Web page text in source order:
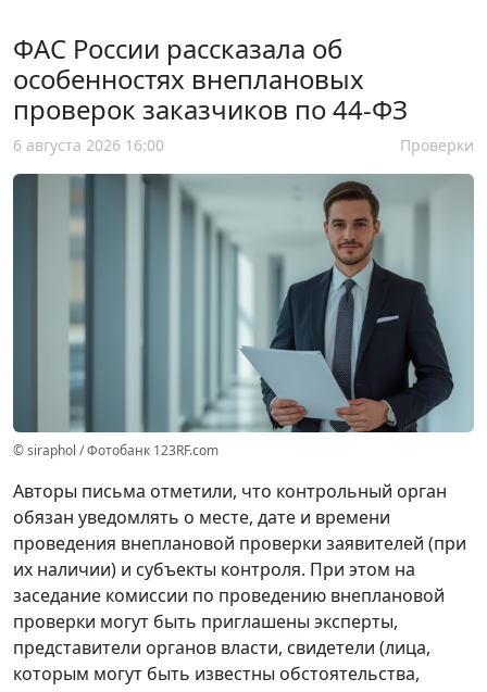
ФАС России рассказала об
особенностях внеплановых
проверок заказчиков по 44-ФЗ
6 августа 2026 16:00 Проверки
© siraphol / Фотобанк 123RF.com
Авторы письма отметили, что контрольный орган
обязан уведомлять о месте, дате и времени
проведения внеплановой проверки заявителей (при
их наличии) и субъекты контроля. При этом на
заседание комиссии по проведению внеплановой
проверки могут быть приглашены эксперты,
представители органов власти, свидетели (лица,
которым могут быть известны обстоятельства,